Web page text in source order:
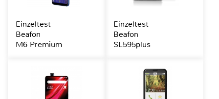
Einzeltest
Beafon
M6 Premium
Einzeltest
Beafon
SL595plus